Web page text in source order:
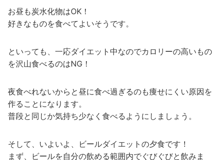
お昼も炭水化物はOK！
好きなものを食べてよいそうです。
といっても、一応ダイエット中なのでカロリーの高いもの
を沢山食べるのはNG！
夜食べれないからと昼に食べ過ぎるのも痩せにくい原因を
作ることになります。
普段と同じか気持ち少なく食べるようにしましょう。
そして、いよいよ、ビールダイエットの夕食です！
まず、ビールを自分の飲める範囲内でぐびぐびと飲みま